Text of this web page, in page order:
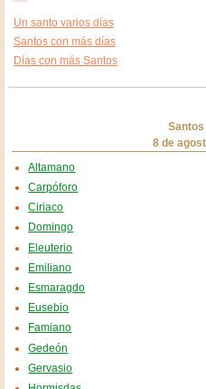
Un santo varios días
Santos con más días
Días con más Santos
Santos
8 de
Altamano
Carpóforo
Ciriaco
Domingo
Eleuterio
Emiliano
Esmaragdo
Eusebio
Famiano
Gedeón
Gervasio